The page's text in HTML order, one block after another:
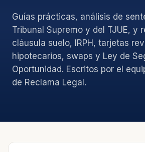
Guías prácticas, análisis de
Tribunal Supremo y del TJUE, y
cláusula suelo, IRPH, tarjetas
hipotecarios, swaps y Ley de
Oportunidad. Escritos por el
de Reclama Legal.